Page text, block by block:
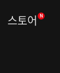
스토어 N